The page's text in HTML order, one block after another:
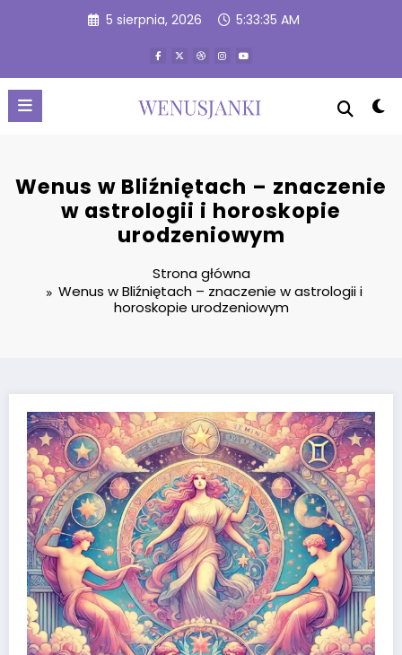
5 sierpnia, 2026 5:33:36 AM
Wenus w Bliźniętach – znaczenie
w astrologii i horoskopie
urodzeniowym
Strona główna
Wenus w Bliźniętach – znaczenie w astrologii i
horoskopie urodzeniowym